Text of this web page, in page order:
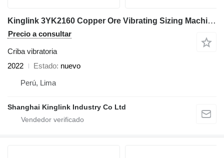
Kinglink 3YK2160 Copper Ore Vibrating Sizing Machine
Precio a consultar
Criba vibratoria
2022
Estado nuevo
Perú, Lima
Shanghai Kinglink Industry Co Ltd